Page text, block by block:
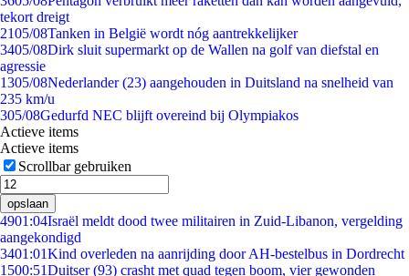
tekort dreigt
2105/08Tanken in België wordt nóg aantrekkelijker
3405/08Dirk sluit supermarkt op de Wallen na golf van diefstal en
agressie
1305/08Nederlander (23) aangehouden in Duitsland na snelheid van
235 km/u
305/08Gedurfd NEC blijft overeind bij Olympiakos
Actieve items
Actieve items
Scrollbar gebruiken
opslaan
4901:04Israël meldt dood twee militairen in Zuid-Libanon, vergelding
aangekondigd
3401:01Kind overleden na aanrijding door AH-bestelbus in Dordrecht
1500:51Duitser (93) crasht met quad tegen boom, vier gewonden